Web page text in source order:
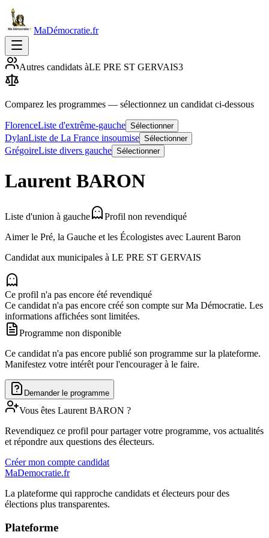
MaDémocratie.fr
Autres candidats àLE PRE ST GERVAIS3
Comparez les programmes — sélectionnez un candidat ci-dessous
FlorenceListe d'extrême-gauche Sélectionner
DylanListe de La France insoumise Sélectionner
GrégoireListe divers gauche Sélectionner
Laurent BARON
Liste d'union à gauche
Profil non revendiqué
Aimer le Pré, la Gauche et les Écologistes avec Laurent Baron
Candidat aux municipales à LE PRE ST GERVAIS
Ce profil n'a pas encore été revendiqué
Ce candidat n'a pas encore créé son compte sur Ma Démocratie. Les
informations affichées sont limitées.
Programme non disponible
Ce candidat n'a pas encore publié son programme sur la plateforme.
Manifestez votre intérêt pour l'encourager à le faire.
Demander le programme
Vous êtes Laurent BARON ?
Revendiquez ce profil pour partager votre programme, vos actualités
et répondre aux questions des électeurs.
Créer mon compte candidat
MaDemocratie.fr
La plateforme qui rapproche candidats et électeurs pour des
élections plus transparentes.
Plateforme